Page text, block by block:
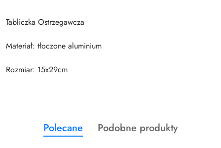
Tabliczka Ostrzegawcza
Materiał: tłoczone aluminium
Rozmiar: 15x29cm
Pomiń karuzelę produktów
Produkty
o
Polecane
Produkty
Podobne produkty